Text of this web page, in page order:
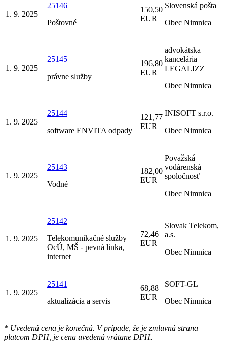
1. 9. 2025
25146
Poštovné
150,50
EUR
Slovenská pošta
Obec Nimnica
1. 9. 2025
25145
právne služby
196,80
EUR
advokátska
kancelária
LEGALIZZ
Obec Nimnica
1. 9. 2025
25144
software ENVITA odpady
121,77
EUR
INISOFT s.r.o.
Obec Nimnica
1. 9. 2025
25143
Vodné
182,00
EUR
Považská
vodárenská
spoločnosť
Obec Nimnica
1. 9. 2025
25142
Telekomunikačné služby
OcÚ, MŠ - pevná linka,
internet
72,46
EUR
Slovak Telekom,
a.s.
Obec Nimnica
1. 9. 2025
25141
aktualizácia a servis
68,88
EUR
SOFT-GL
Obec Nimnica
* Uvedená cena je konečná. V prípade, že je zmluvná strana
platcom DPH, je cena uvedená vrátane DPH.